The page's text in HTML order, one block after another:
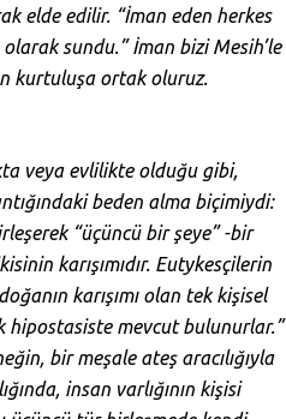
elde edilir. “İman eden herkes
sundu.” İman bizi Mesih’le
kurtuluşa ortak oluruz.
veya evlilikte olduğu gibi,
beden alma biçimiydi:
“üçüncü bir şeye” -bir
karışımıdır. Eutykesçilerin
karışımı olan tek kişisel
hipostasiste mevcut bulunurlar.”
bir meşale ateş aracılığıyla
insan varlığının kişisi